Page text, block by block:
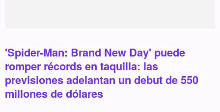
'Spider-Man: Brand New Day' puede
romper récords en taquilla: las
previsiones adelantan un debut de 550
millones de dólares